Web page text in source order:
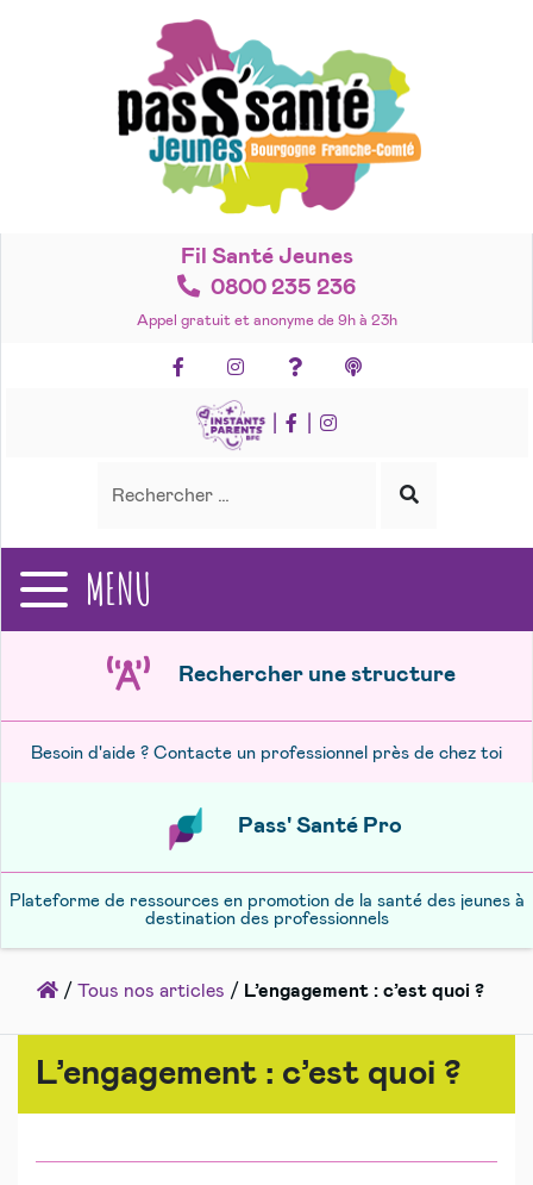
Fil Santé Jeunes
0800 235 236
Appel gratuit et anonyme de 9h à 23h
FacebookInstagramFoire aux questions
Lancer
recherche
MENU
Rechercher une structure
Besoin d'aide ? Contacte un professionnel près de chez toi
Pass' Santé Pro
Plateforme de ressources en promotion de la santé des jeunes à
destination des professionnels
Accueil
/ Tous nos articles / L’engagement : c’est quoi ?
L’engagement : c’est quoi ?